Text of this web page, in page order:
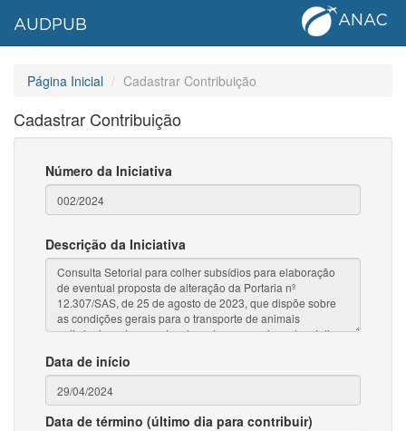
AUDPUB ANAC
Página Inicial Cadastrar Contribuição
Cadastrar Contribuição
Número da Iniciativa
Descrição da Iniciativa
Data de início
Data de término (último dia para contribuir)